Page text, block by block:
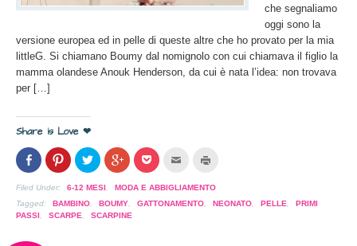
che segnaliamo
oggi sono la
versione europea ed in pelle di queste altre che ho provato per la mia
littleG. Si chiamano Boumy dal nomignolo con cui chiamava il figlio la
mamma olandese Anouk Henderson, da cui è nata l’idea: non trovava
per […]
Share is Love ❤
Condividi
su
Facebook
(Si
in
una
Clicca
per
condividere
su
(Si
apre
Clicca
per
condividere
su
(Si
apre
Clicca
per
condividere
su
(Si
apre
Clicca
per
su
(Si
Clicca
l'articolo
mail
(Si
in
Filed Under: 6-12 MESI,
MODA E ABBIGLIAMENTO
Tagged:
BAMBINO, BOUMY, GATTONAMENTO, NEONATO, PELLE,
PRIMI
PASSI, SCARPE, SCARPINE